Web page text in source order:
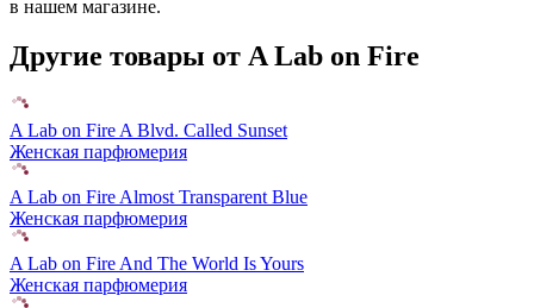
в нашем магазине.
Другие товары от A Lab on Fire
A Lab on Fire A Blvd. Called Sunset
Женская парфюмерия
A Lab on Fire Almost Transparent Blue
Женская парфюмерия
A Lab on Fire And The World Is Yours
Женская парфюмерия